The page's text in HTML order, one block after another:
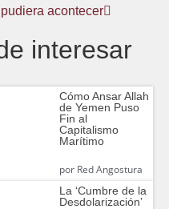
acontecer
interesar
Cómo Ansar Allah
de Yemen Puso
Fin al
Capitalismo
Marítimo
porRed Angostura
La ‘Cumbre de la
Desdolarización’